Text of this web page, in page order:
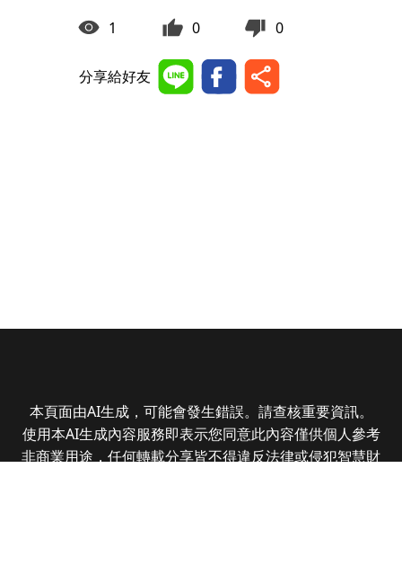
1 0 0
分享給好友
本頁面由AI生成，可能會發生錯誤。請查核重要資訊。
使用本AI生成內容服務即表示您同意此內容僅供個人參考
非商業用途，任何轉載分享皆不得違反法律或侵犯智慧財